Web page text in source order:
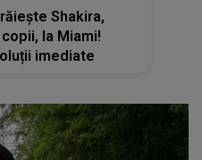
Shakira,
la Miami!
imediate